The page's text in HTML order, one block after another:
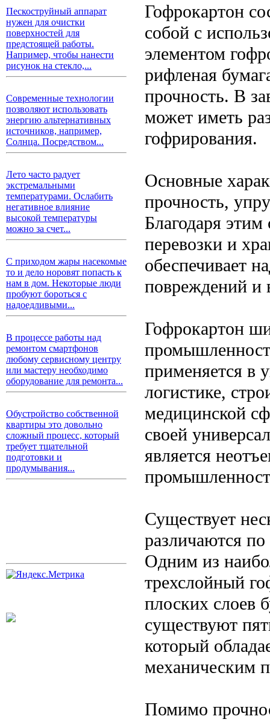
Пескоструйный аппарат
нужен для очистки
поверхностей для
предстоящей работы.
Например, чтобы нанести
рисунок на стекло,...
Современные технологии
позволяют использовать
энергию альтернативных
источников, например,
Солнца. Посредством...
Лето часто радует
экстремальными
температурами. Ослабить
негативное влияние
высокой температуры
можно за счет...
С приходом жары насекомые
то и дело норовят попасть к
нам в дом. Некоторые люди
пробуют бороться с
надоедливыми...
В процессе работы над
ремонтом смартфонов
любому сервисному центру
или мастеру необходимо
оборудование для ремонта...
Обустройство собственной
квартиры это довольно
сложный процесс, который
требует тщательной
подготовки и
продумывания...
Гофрокартон
собой с
элементом
рифленая
прочность. В
может иметь
гофрирования.
Основные
прочность,
Благодаря
перевозки и
обеспечивает
повреждений и
Гофрокартон
применяется в
логистике,
медицинской
своей
является
Существует
различаются
Одним из
трехслойный
плоских слоев
существуют
который
механическим
Помимо